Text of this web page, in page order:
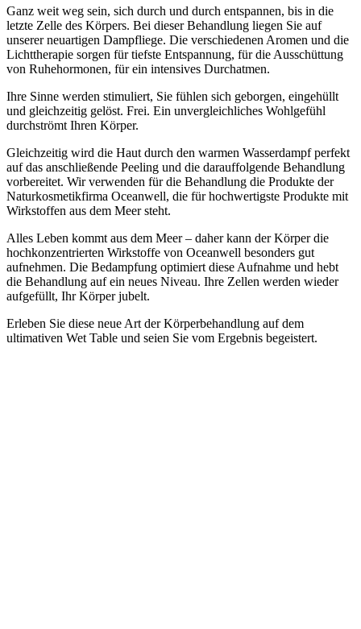
Ganz weit weg sein, sich durch und durch entspannen, bis in die
letzte Zelle des Körpers. Bei dieser Behandlung liegen Sie auf
unserer neuartigen Dampfliege. Die verschiedenen Aromen und die
Lichttherapie sorgen für tiefste Entspannung, für die Ausschüttung
von Ruhehormonen, für ein intensives Durchatmen.
Ihre Sinne werden stimuliert, Sie fühlen sich geborgen, eingehüllt
und gleichzeitig gelöst. Frei. Ein unvergleichliches Wohlgefühl
durchströmt Ihren Körper.
Gleichzeitig wird die Haut durch den warmen Wasserdampf perfekt
auf das anschließende Peeling und die darauffolgende Behandlung
vorbereitet. Wir verwenden für die Behandlung die Produkte der
Naturkosmetikfirma Oceanwell, die für hochwertigste Produkte mit
Wirkstoffen aus dem Meer steht.
Alles Leben kommt aus dem Meer – daher kann der Körper die
hochkonzentrierten Wirkstoffe von Oceanwell besonders gut
aufnehmen. Die Bedampfung optimiert diese Aufnahme und hebt
die Behandlung auf ein neues Niveau. Ihre Zellen werden wieder
aufgefüllt, Ihr Körper jubelt.
Erleben Sie diese neue Art der Körperbehandlung auf dem
ultimativen Wet Table und seien Sie vom Ergebnis begeistert.